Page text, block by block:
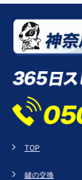
TOP
鍵の交換